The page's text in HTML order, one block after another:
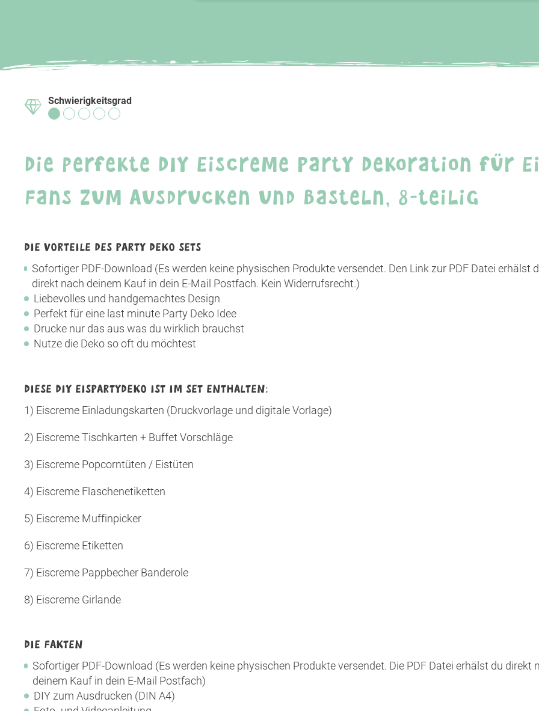
Mehr Informationen
Akzeptieren
Schwierigkeitsgrad
Die perfekte DIY Eiscreme Party Dekoration für
Fans zum Ausdrucken und Basteln, 8-teilig
DIE VORTEILE DES PARTY DEKO SETS
Sofortiger PDF-Download (Es werden keine physischen Produkte versendet. Den Link zur PDF Datei erhälst
direkt nach deinem Kauf in dein E-Mail Postfach. Kein Widerrufsrecht.)
Liebevolles und handgemachtes Design
Perfekt für eine last minute Party Deko Idee
Drucke nur das aus was du wirklich brauchst
Nutze die Deko so oft du möchtest
DIESE DIY EISPARTYDEKO IST IM SET ENTHALTEN:
1) Eiscreme Einladungskarten (Druckvorlage und digitale Vorlage)
2) Eiscreme Tischkarten + Buffet Vorschläge
3) Eiscreme Popcorntüten / Eistüten
4) Eiscreme Flaschenetiketten
5) Eiscreme Muffinpicker
6) Eiscreme Etiketten
7) Eiscreme Pappbecher Banderole
8) Eiscreme Girlande
DIE FAKTEN
Sofortiger PDF-Download (Es werden keine physischen Produkte versendet. Die PDF Datei erhälst du direkt
deinem Kauf in dein E-Mail Postfach)
DIY zum Ausdrucken (DIN A4)